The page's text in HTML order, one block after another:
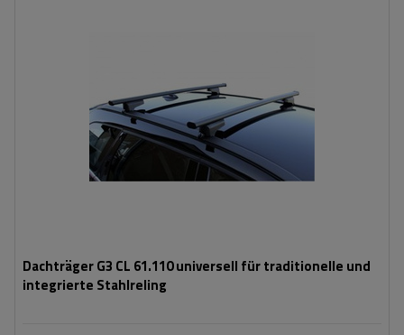
Dachträger G3 CL 61.110 universell für traditionelle und
integrierte Stahlreling